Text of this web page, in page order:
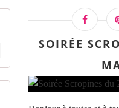
SOIRÉE